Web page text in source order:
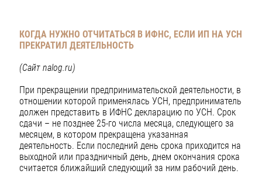
КОГДА НУЖНО ОТЧИТАТЬСЯ В ИФНС, ЕСЛИ ИП НА УСН
ПРЕКРАТИЛ ДЕЯТЕЛЬНОСТЬ
(Сайт nalog.ru)
При прекращении предпринимательской деятельности, в
отношении которой применялась УСН, предприниматель
должен представить в ИФНС декларацию по УСН. Срок
сдачи – не позднее 25-го числа месяца, следующего за
месяцем, в котором прекращена указанная
деятельность. Если последний день срока приходится на
выходной или праздничный день, днем окончания срока
считается ближайший следующий за ним рабочий день.